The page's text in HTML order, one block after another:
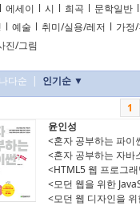
l 에세이 l 시 l 희곡 l 문학일반 l
l 예술 l 취미/실용/레저 l 가정
진/그림
다순 | 인기순 ▼
1
윤인성
<혼자 공부하는 파이
<혼자 공부하는 자바
<HTML5 웹 프로그
<모던 웹을 위한
<모던 웹 디자인을